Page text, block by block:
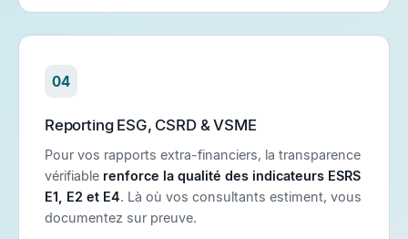
04
Reporting ESG, CSRD & VSME
Pour vos rapports extra-financiers, la transparence
vérifiable renforce la qualité des indicateurs ESRS
E1, E2 et E4. Là où vos consultants estiment, vous
documentez sur preuve.